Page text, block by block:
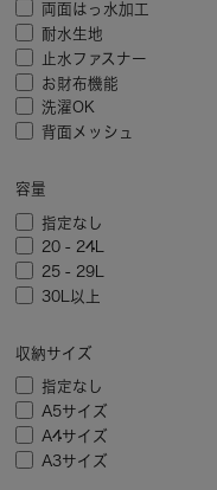
両面はっ水加工
耐水生地
止水ファスナー
お財布機能
洗濯OK
背面メッシュ
容量
指定なし
20 - 24L
25 - 29L
30L以上
収納サイズ
指定なし
A5サイズ
A4サイズ
A3サイズ